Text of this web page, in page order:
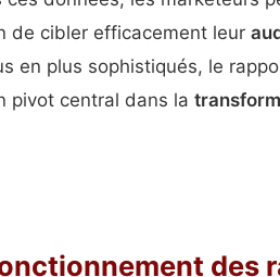
de cibler efficacement leur
en plus sophistiqués, le
pivot central dans la
des